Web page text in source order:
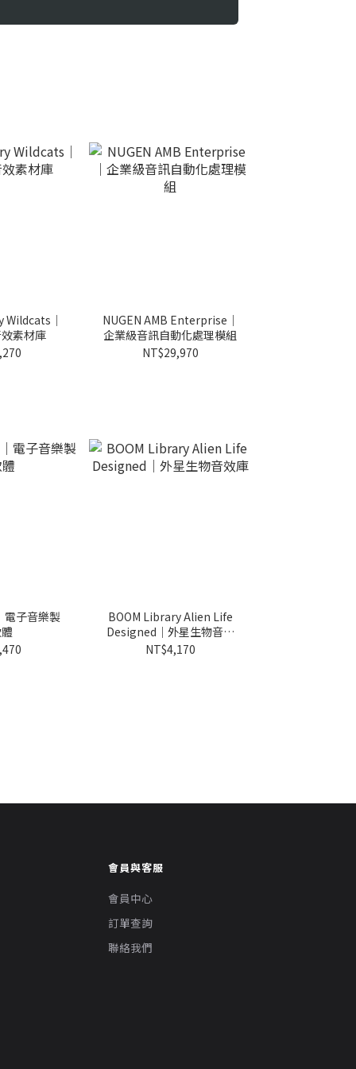
Wildcats｜
素材庫
NUGEN AMB Enterprise｜
企業級音訊自動化處理模組
NT$29,970
電子音樂製
BOOM Library Alien Life
Designed｜外星生物音效
庫
NT$4,170
會員與客服
會員中心
訂單查詢
聯絡我們